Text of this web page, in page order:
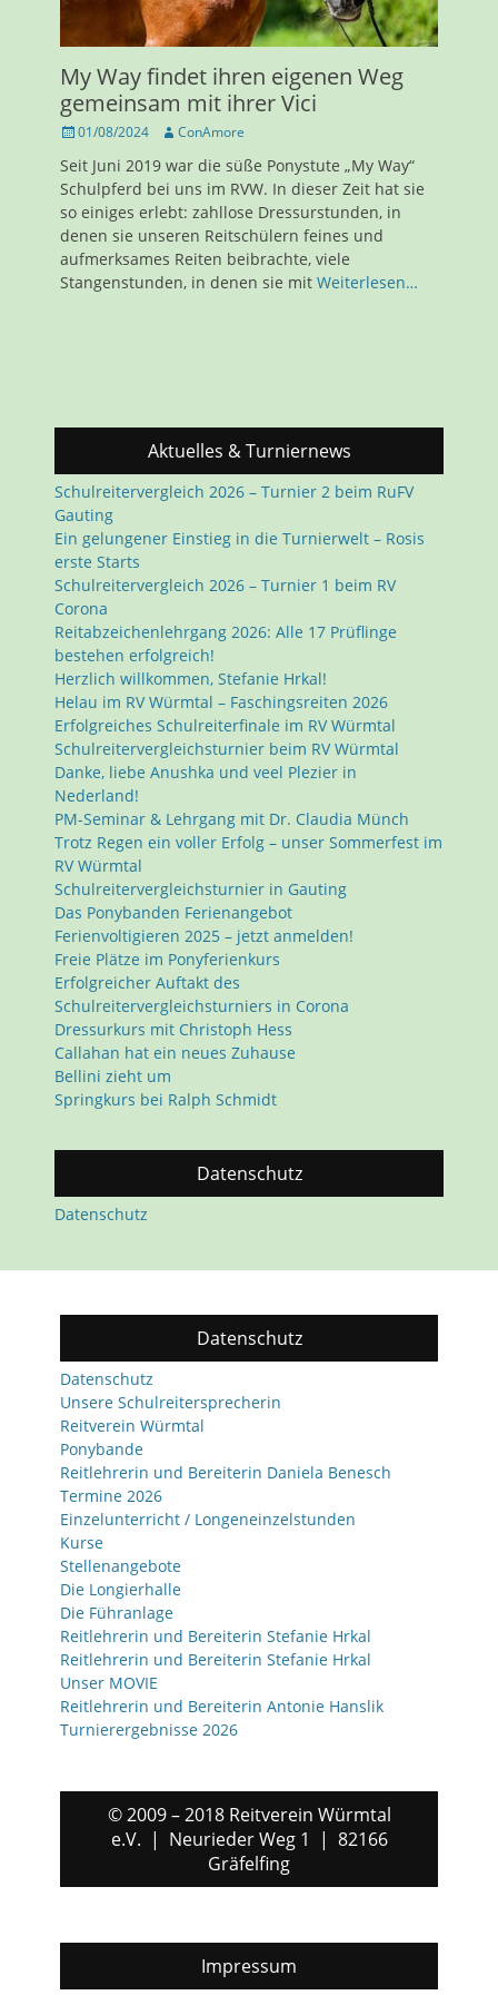
My Way findet ihren eigenen Weg
gemeinsam mit ihrer Vici
Veröffentlicht
01/08/2024 AutorConAmore
Seit Juni 2019 war die süße Ponystute „My Way“
Schulpferd bei uns im RVW. In dieser Zeit hat sie
so einiges erlebt: zahllose Dressurstunden, in
denen sie unseren Reitschülern feines und
aufmerksames Reiten beibrachte, viele
Stangenstunden, in denen sie mit Weiterlesen…
Aktuelles & Turniernews
Schulreitervergleich 2026 – Turnier 2 beim RuFV
Gauting
Ein gelungener Einstieg in die Turnierwelt – Rosis
erste Starts
Schulreitervergleich 2026 – Turnier 1 beim RV
Corona
Reitabzeichenlehrgang 2026: Alle 17 Prüflinge
bestehen erfolgreich!
Herzlich willkommen, Stefanie Hrkal!
Helau im RV Würmtal – Faschingsreiten 2026
Erfolgreiches Schulreiterfinale im RV Würmtal
Schulreitervergleichsturnier beim RV Würmtal
Danke, liebe Anushka und veel Plezier in
Nederland!
PM-Seminar & Lehrgang mit Dr. Claudia Münch
Trotz Regen ein voller Erfolg – unser Sommerfest im
RV Würmtal
Schulreitervergleichsturnier in Gauting
Das Ponybanden Ferienangebot
Ferienvoltigieren 2025 – jetzt anmelden!
Freie Plätze im Ponyferienkurs
Erfolgreicher Auftakt des
Schulreitervergleichsturniers in Corona
Dressurkurs mit Christoph Hess
Callahan hat ein neues Zuhause
Bellini zieht um
Springkurs bei Ralph Schmidt
Datenschutz
Datenschutz
Datenschutz
Datenschutz
Unsere Schulreitersprecherin
Reitverein Würmtal
Ponybande
Reitlehrerin und Bereiterin Daniela Benesch
Termine 2026
Einzelunterricht / Longeneinzelstunden
Kurse
Stellenangebote
Die Longierhalle
Die Führanlage
Reitlehrerin und Bereiterin Stefanie Hrkal
Reitlehrerin und Bereiterin Stefanie Hrkal
Unser MOVIE
Reitlehrerin und Bereiterin Antonie Hanslik
Turnierergebnisse 2026
© 2009 – 2018 Reitverein Würmtal
e.V. | Neurieder Weg 1 | 82166
Gräfelfing
Impressum